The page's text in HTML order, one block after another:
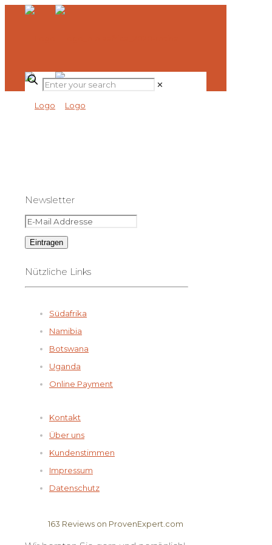
✕
Newsletter
Nützliche Links
Südafrika
Namibia
Botswana
Uganda
Online Payment
Kontakt
Über uns
Kundenstimmen
Impressum
Datenschutz
163 Reviews on ProvenExpert.com